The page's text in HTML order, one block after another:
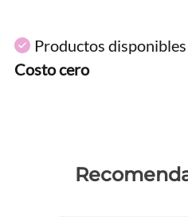
Productos
Costo cero